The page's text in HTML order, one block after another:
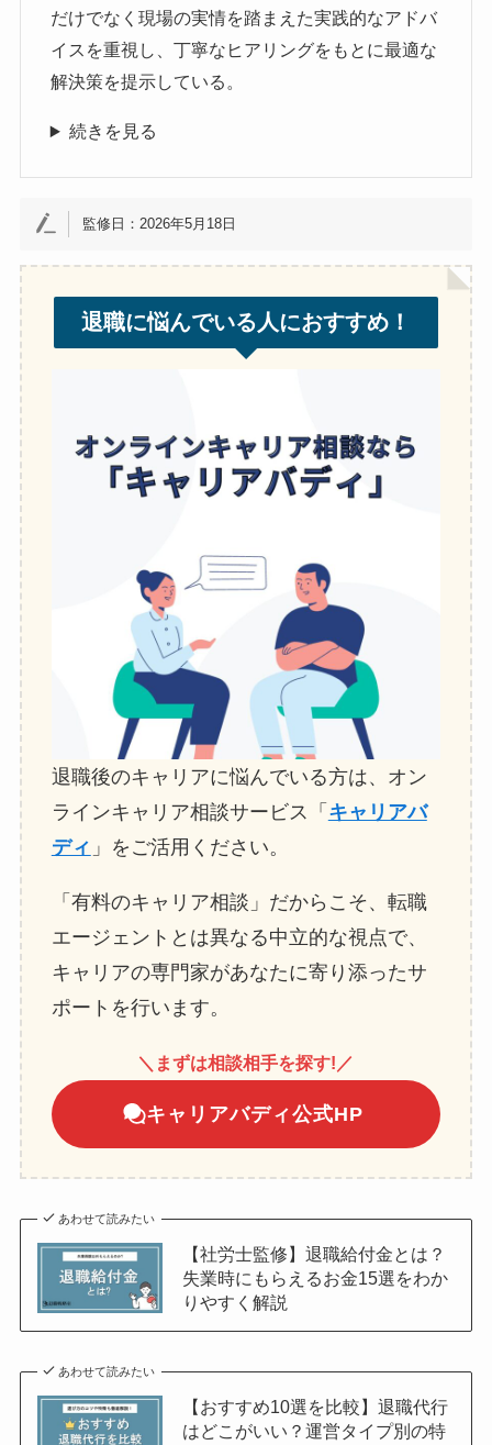
だけでなく現場の実情を踏まえた実践的なアドバ
イスを重視し、丁寧なヒアリングをもとに最適な
解決策を提示している。
続きを見る
監修日：2026年5月18日
退職に悩んでいる人におすすめ！
退職後のキャリアに悩んでいる方は、オン
ラインキャリア相談サービス「 キャリアバ
ディ 」をご活用ください。
「有料のキャリア相談」だからこそ、転職
エージェントとは異なる中立的な視点で、
キャリアの専門家があなたに寄り添ったサ
ポートを行います。
＼まずは相談相手を探す!／
キャリアバディ公式HP
あわせて読みたい
【社労士監修】退職給付金とは？
失業時にもらえるお金15選をわか
りやすく解説
あわせて読みたい
【おすすめ10選を比較】退職代行
はどこがいい？運営タイプ別の特